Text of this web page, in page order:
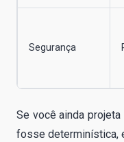
Segurança
Se você ainda
fosse determinística,